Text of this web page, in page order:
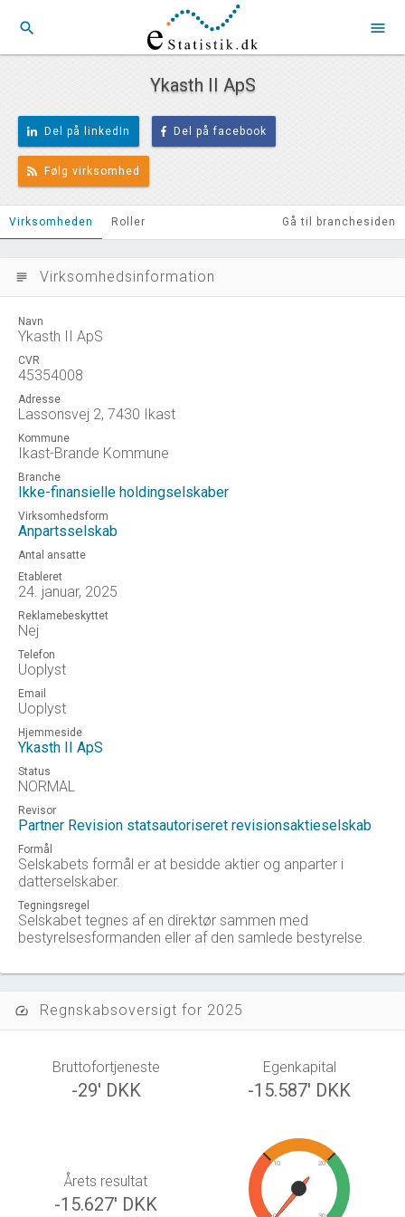
search menu
Ykasth II ApS
Del på linkedIn Del på facebook
Følg virksomhed
Virksomheden Roller Gå til branchesiden
subject Virksomhedsinformation
Navn
Ykasth II ApS
CVR
45354008
Adresse
Lassonsvej 2, 7430 Ikast
Kommune
Ikast-Brande Kommune
Branche
Ikke-finansielle holdingselskaber
Virksomhedsform
Anpartsselskab
Antal ansatte
Etableret
24. januar, 2025
Reklamebeskyttet
Nej
Telefon
Uoplyst
Email
Uoplyst
Hjemmeside
Ykasth II ApS
Status
NORMAL
Revisor
Partner Revision statsautoriseret revisionsaktieselskab
Formål
Selskabets formål er at besidde aktier og anparter i
datterselskaber.
Tegningsregel
Selskabet tegnes af en direktør sammen med
bestyrelsesformanden eller af den samlede bestyrelse.
speed Regnskabsoversigt for 2025
Bruttofortjeneste
-29' DKK
Egenkapital
-15.587' DKK
Årets resultat
-15.627' DKK
0
10 20
30